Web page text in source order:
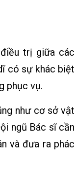
trị giữa các
có sự khác biệt
phục vụ.
như cơ sở vật
ngũ Bác sĩ cần
và đưa ra phác